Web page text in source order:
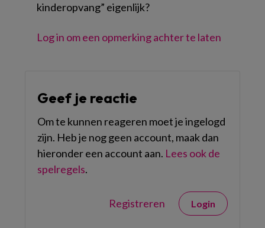
kinderopvang” eigenlijk?
Log in om een opmerking achter te laten
Geef je reactie
Om te kunnen reageren moet je ingelogd
zijn. Heb je nog geen account, maak dan
hieronder een account aan. Lees ook de
spelregels.
Registreren Login